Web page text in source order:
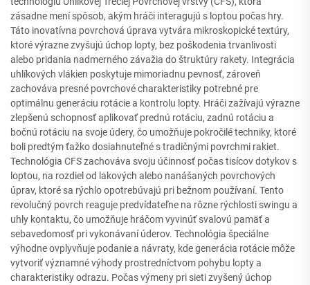
zásadne mení spôsob, akým hráči interagujú s loptou počas hry.
Táto inovatívna povrchová úprava vytvára mikroskopické textúry,
ktoré výrazne zvyšujú úchop lopty, bez poškodenia trvanlivosti
alebo pridania nadmerného závažia do štruktúry rakety. Integrácia
uhlíkových vlákien poskytuje mimoriadnu pevnosť, zároveň
zachováva presné povrchové charakteristiky potrebné pre
optimálnu generáciu rotácie a kontrolu lopty. Hráči zažívajú výrazne
zlepšenú schopnosť aplikovať prednú rotáciu, zadnú rotáciu a
bočnú rotáciu na svoje údery, čo umožňuje pokročilé techniky, ktoré
boli predtým ťažko dosiahnuteľné s tradičnými povrchmi rakiet.
Technológia CFS zachováva svoju účinnosť počas tisícov dotykov s
loptou, na rozdiel od lakových alebo nanášaných povrchových
úprav, ktoré sa rýchlo opotrebúvajú pri bežnom používaní. Tento
revolučný povrch reaguje predvídateľne na rôzne rýchlosti swingu a
uhly kontaktu, čo umožňuje hráčom vyvinúť svalovú pamäť a
sebavedomosť pri vykonávaní úderov. Technológia špeciálne
výhodne ovplyvňuje podanie a návraty, kde generácia rotácie môže
vytvoriť významné výhody prostredníctvom pohybu lopty a
charakteristiky odrazu. Počas výmeny pri sieti zvyšený úchop